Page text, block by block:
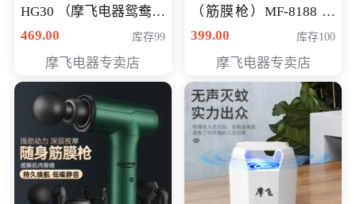
HG30 （摩飞电器鸳鸯锅
MF-HG30 ） 会员专享价
469.00 库存99
摩飞电器专卖店
（筋膜枪）MF-8188 会
员专享价268元
399.00 库存100
摩飞电器专卖店